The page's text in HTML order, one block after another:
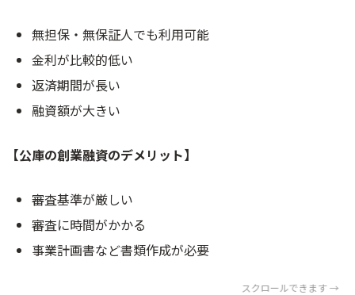
無担保・無保証人でも利用可能
金利が比較的低い
返済期間が長い
融資額が大きい
【公庫の創業融資のデメリット】
審査基準が厳しい
審査に時間がかかる
事業計画書など書類作成が必要
スクロールできます →